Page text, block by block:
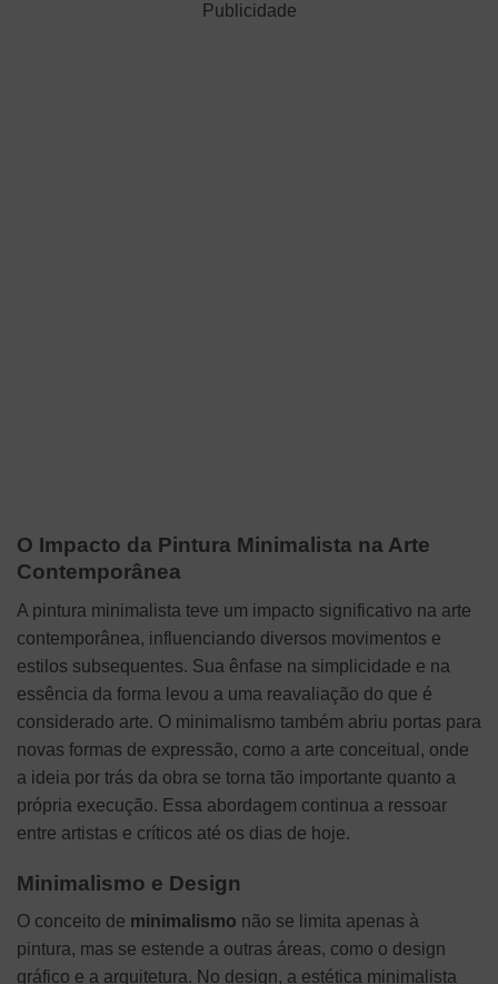
Publicidade
O Impacto da Pintura Minimalista na Arte
Contemporânea
A pintura minimalista teve um impacto significativo na arte
contemporânea, influenciando diversos movimentos e
estilos subsequentes. Sua ênfase na simplicidade e na
essência da forma levou a uma reavaliação do que é
considerado arte. O minimalismo também abriu portas para
novas formas de expressão, como a arte conceitual, onde
a ideia por trás da obra se torna tão importante quanto a
própria execução. Essa abordagem continua a ressoar
entre artistas e críticos até os dias de hoje.
Minimalismo e Design
O conceito de minimalismo não se limita apenas à
pintura, mas se estende a outras áreas, como o design
gráfico e a arquitetura. No design, a estética minimalista